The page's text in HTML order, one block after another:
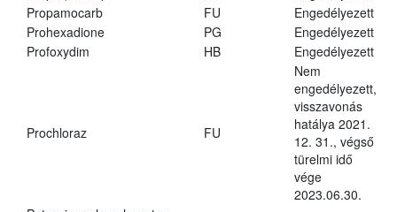
Propamocarb
FU
Engedélyezett
Prohexadione
PG
Engedélyezett
Profoxydim
HB Engedélyezett
Prochloraz FU
Nem
engedélyezett,
visszavonás
hatálya 2021.
12. 31., végső
türelmi idő
vége
2023.06.30.